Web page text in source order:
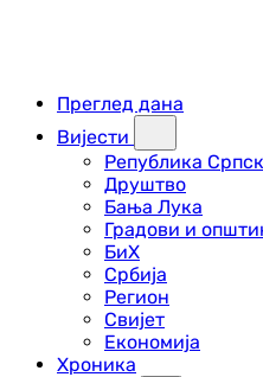
Преглед дана
Вијести
Република
Друштво
Бања Лука
Градови и
БиХ
Србија
Регион
Свијет
Економија
Хроника